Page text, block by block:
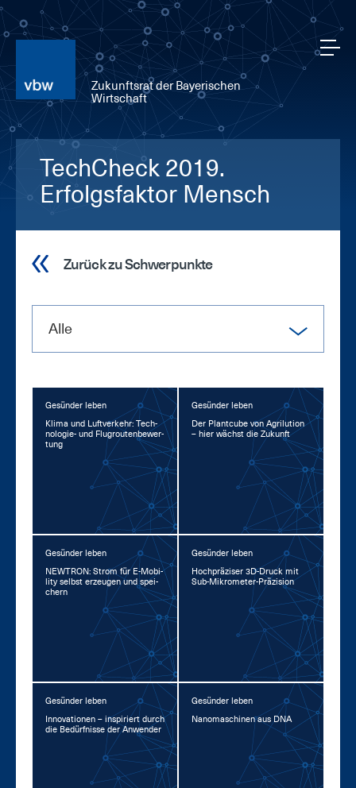
Zukunftsrat der Bayerischen
Wirtschaft
TechCheck 2019.
Erfolgsfaktor Mensch
Zurück zu Schwerpunkte
Alle
Gesünder leben
Kli­ma und Luft­ver­kehr: Tech­
no­lo­gie- und Flug­rou­ten­be­wer­
tung
Gesünder leben
Der Plant­cu­be von Agri­lu­ti­on
– hier wächst die Zu­kunft
Gesünder leben
NEW­TRON: Strom für E-Mo­bi­
li­ty selbst er­zeu­gen und spei­
chern
Gesünder leben
Hoch­prä­zi­ser 3D-Druck mit
Sub-Mi­kro­me­ter-Prä­zi­si­on
Gesünder leben
In­no­va­tio­nen – in­spi­riert durch
die Be­dürf­nis­se der An­wen­der
Gesünder leben
Na­no­ma­schi­nen aus DNA